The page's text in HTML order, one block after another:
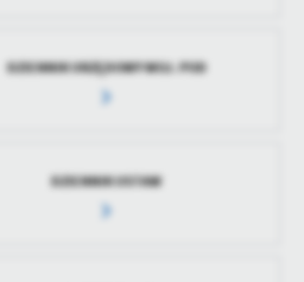
DZIENNIK URZĘDOWY WOJ. POD
DZIENNIK USTAW